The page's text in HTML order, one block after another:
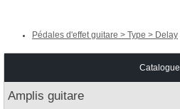
Pédales d'effet guitare > Type > Delay
Catalogue
Amplis guitare